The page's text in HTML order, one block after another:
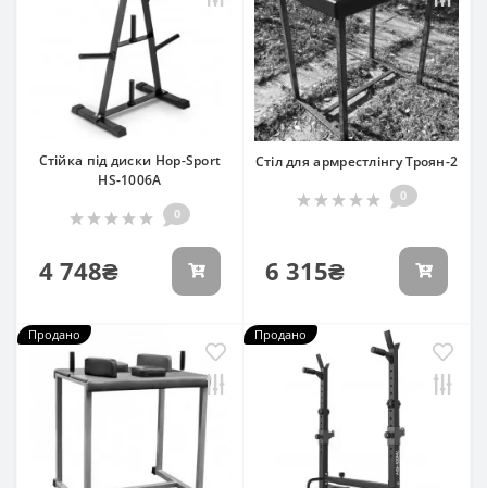
Стійка під диски Hop-Sport
HS-1006A
0
4 748₴
Стіл для армрестлінгу Троян-2
0
6 315₴
Продано Продано